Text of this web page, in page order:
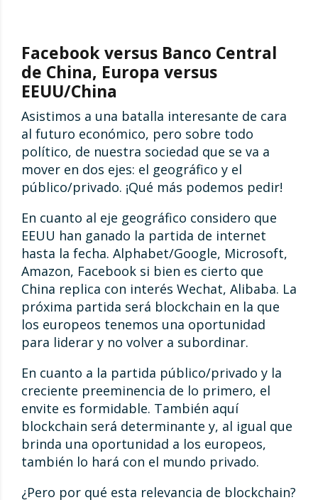
Facebook versus Banco Central
de China, Europa versus
EEUU/China
Asistimos a una batalla interesante de cara
al futuro económico, pero sobre todo
político, de nuestra sociedad que se va a
mover en dos ejes: el geográfico y el
público/privado. ¡Qué más podemos pedir!
En cuanto al eje geográfico considero que
EEUU han ganado la partida de internet
hasta la fecha. Alphabet/Google, Microsoft,
Amazon, Facebook si bien es cierto que
China replica con interés Wechat, Alibaba. La
próxima partida será blockchain en la que
los europeos tenemos una oportunidad
para liderar y no volver a subordinar.
En cuanto a la partida público/privado y la
creciente preeminencia de lo primero, el
envite es formidable. También aquí
blockchain será determinante y, al igual que
brinda una oportunidad a los europeos,
también lo hará con el mundo privado.
¿Pero por qué esta relevancia de blockchain?